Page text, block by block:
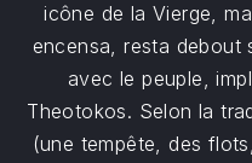
icône de la Vierge,
encensa, resta debout
avec le peuple,
Theotokos. Selon la
(une tempête, des